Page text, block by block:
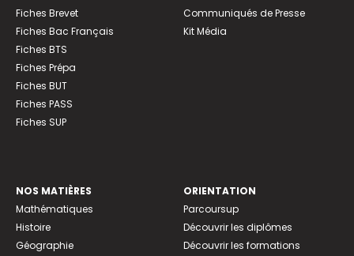
Fiches Brevet
Fiches Bac Français
Fiches BTS
Fiches Prépa
Fiches BUT
Fiches PASS
Fiches SUP
Communiqués de Presse
Kit Média
NOS MATIÈRES
Mathématiques
Histoire
Géographie
ORIENTATION
Parcoursup
Découvrir les diplômes
Découvrir les formations